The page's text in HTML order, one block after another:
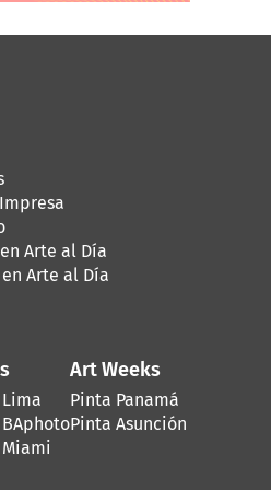
Arte al Día
Arte al Día
Art Weeks
Pinta Panamá
Pinta Asunción